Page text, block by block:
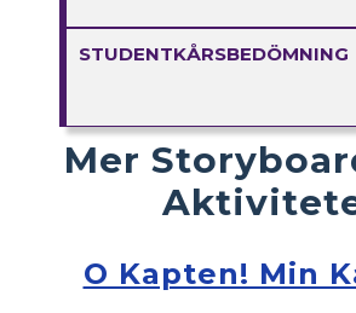
STUDENTKÅRSBEDÖMNING
Mer
O Kapten! Min